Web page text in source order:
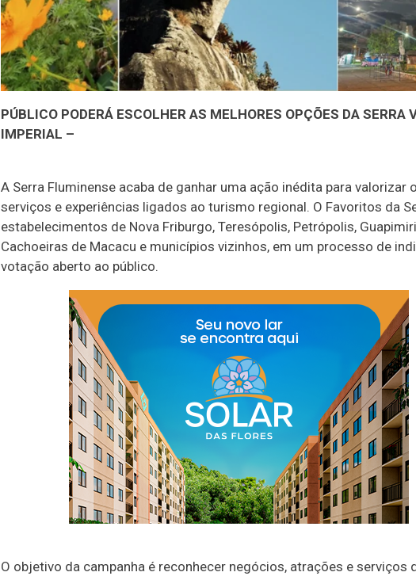
PÚBLICO PODERÁ ESCOLHER AS MELHORES OPÇÕES DA SERRA
IMPERIAL –
A Serra Fluminense acaba de ganhar uma ação inédita para valorizar
serviços e experiências ligados ao turismo regional. O Favoritos da
estabelecimentos de Nova Friburgo, Teresópolis, Petrópolis,
Cachoeiras de Macacu e municípios vizinhos, em um processo de
votação aberto ao público.
O objetivo da campanha é reconhecer negócios, atrações e serviços